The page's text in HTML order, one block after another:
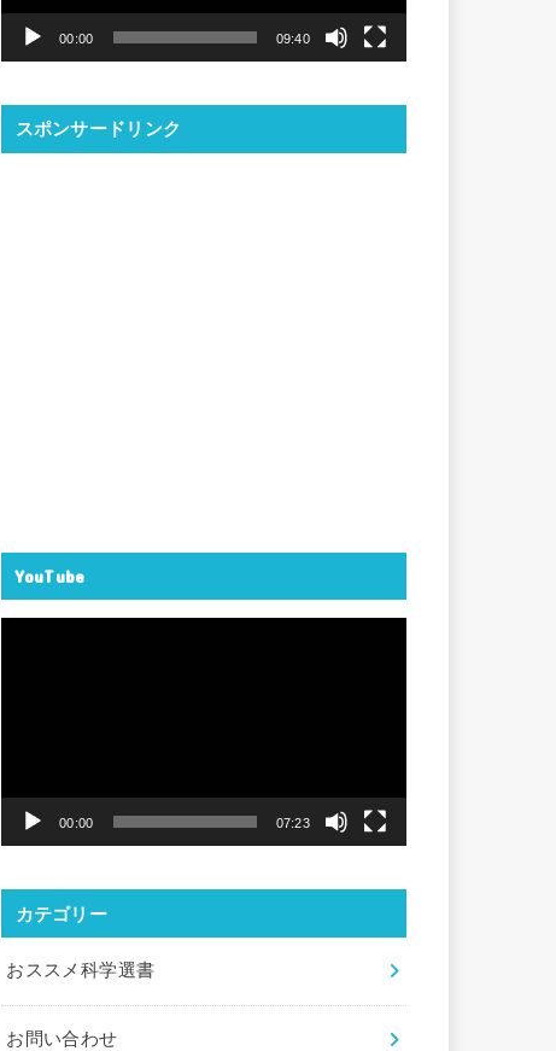
ヤ
00:00 09:40
スポンサードリンク
YouTube
ヤ
00:00 07:23
カテゴリー
おススメ科学選書
お問い合わせ